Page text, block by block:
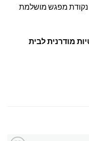
נקודת מפגש מושלמת
מודרנית לבית